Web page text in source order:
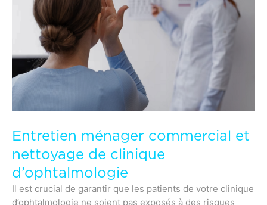
Entretien ménager commercial et
nettoyage de clinique
d’ophtalmologie
Il est crucial de garantir que les patients de votre clinique
d’ophtalmologie ne soient pas exposés à des risques